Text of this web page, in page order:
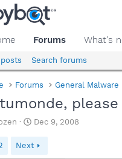
Forums What's
Search forums
Forums General Malware
please
S
a
Dec 9, 2008
Next